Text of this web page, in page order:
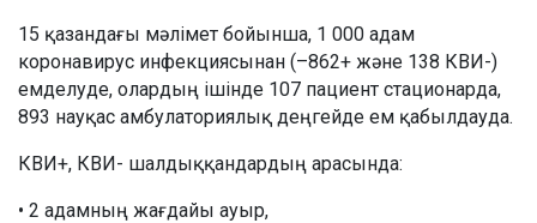
15 қазандағы мәлімет бойынша, 1 000 адам
коронавирус инфекциясынан (–862+ және 138 КВИ-)
емделуде, олардың ішінде 107 пациент стационарда,
893 науқас амбулаториялық деңгейде ем қабылдауда.
КВИ+, КВИ- шалдыққандардың арасында:
• 2 адамның жағдайы ауыр,